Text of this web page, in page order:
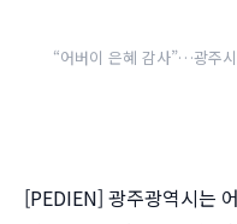
“어버이 은혜 감사”…광주
[PEDIEN] 광주광역시는